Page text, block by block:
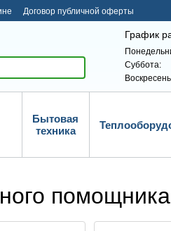
Договор публичной оферты
График
Бытовая
техника
помощника